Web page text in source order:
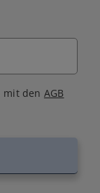
mit den AGB